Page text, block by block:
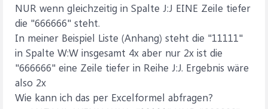
NUR wenn gleichzeitig in Spalte J:J EINE Zeile tiefer
die "666666" steht.
In meiner Beispiel Liste (Anhang) steht die "11111"
in Spalte W:W insgesamt 4x aber nur 2x ist die
"666666" eine Zeile tiefer in Reihe J:J. Ergebnis wäre
also 2x
Wie kann ich das per Excelformel abfragen?